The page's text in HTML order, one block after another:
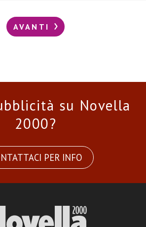
AVANTI
su Novella
2000?
PER INFO